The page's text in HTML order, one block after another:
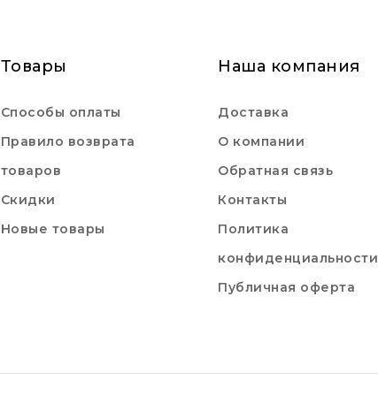
Товары
Способы оплаты
Правило возврата
товаров
Скидки
Новые товары
Наша компания
Доставка
О компании
Обратная связь
Контакты
Политика
конфиденциальности
Публичная оферта